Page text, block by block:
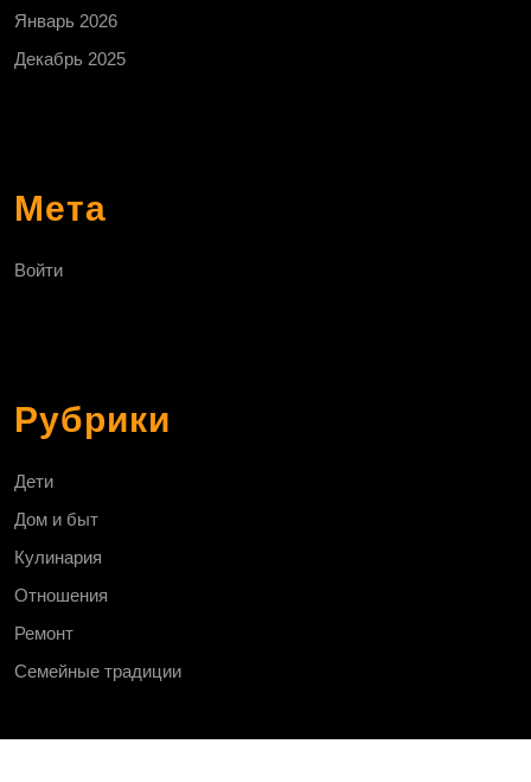
Январь 2026
Декабрь 2025
Мета
Войти
Рубрики
Дети
Дом и быт
Кулинария
Отношения
Ремонт
Семейные традиции